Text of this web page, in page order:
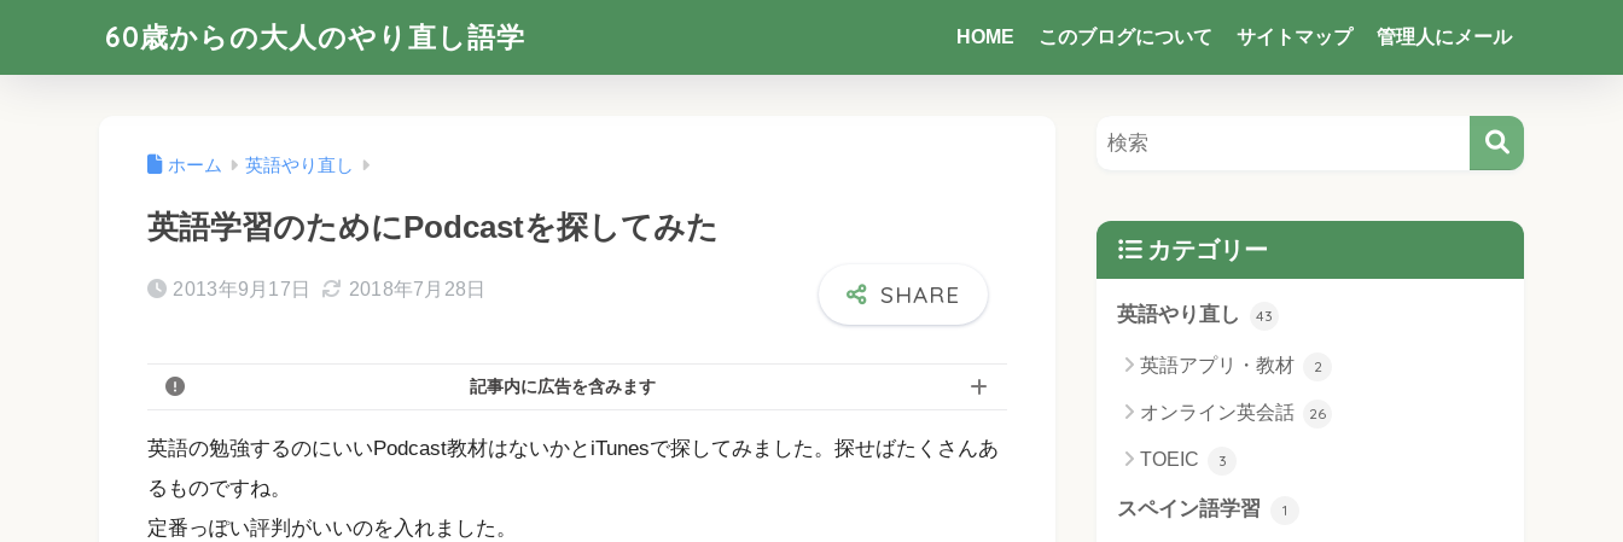
60歳からの大人のやり直し語学 HOME このブログについて サイトマップ 管理人にメール
ホーム 英語やり直し
英語学習のためにPodcastを探してみた
2013年9月17日 2018年7月28日
記事内に広告を含みます
英語の勉強するのにいいPodcast教材はないかとiTunesで探してみました。探せばたくさんあ
るものですね。
定番っぽい評判がいいのを入れました。
カテゴリー
英語やり直し 43
英語アプリ・教材 2
オンライン英会話 26
TOEIC 3
スペイン語学習 1